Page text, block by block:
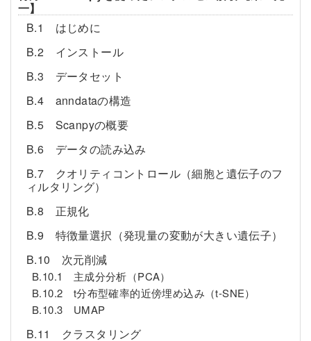
一】
B.1 はじめに
B.2 インストール
B.3 データセット
B.4 anndataの構造
B.5 Scanpyの概要
B.6 データの読み込み
B.7 クオリティコントロール（細胞と遺伝子のフ
ィルタリング）
B.8 正規化
B.9 特徴量選択（発現量の変動が大きい遺伝子）
B.10 次元削減
B.10.1 主成分分析（PCA）
B.10.2 t分布型確率的近傍埋め込み（t-SNE）
B.10.3 UMAP
B.11 クラスタリング